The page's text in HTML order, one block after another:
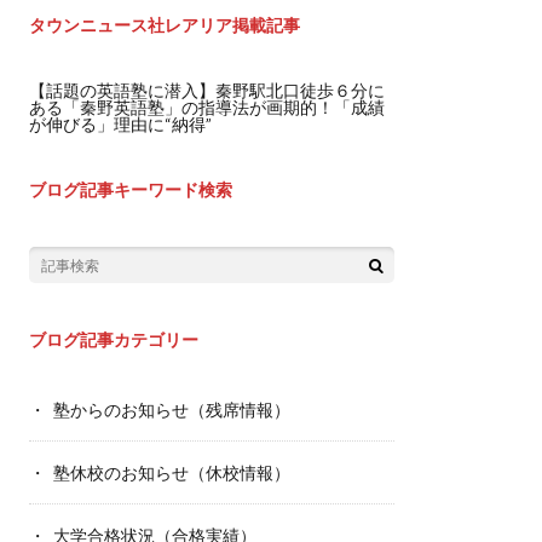
タウンニュース社レアリア掲載記事
【話題の英語塾に潜入】秦野駅北口徒歩６分に
ある「秦野英語塾」の指導法が画期的！「成績
が伸びる」理由に“納得”
ブログ記事キーワード検索
ブログ記事カテゴリー
塾からのお知らせ（残席情報）
塾休校のお知らせ（休校情報）
大学合格状況（合格実績）